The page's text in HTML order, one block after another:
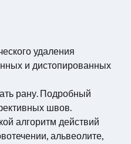
удаления
и дистопированных
рану. Подробный
швов.
алгоритм действий
альвеолите,